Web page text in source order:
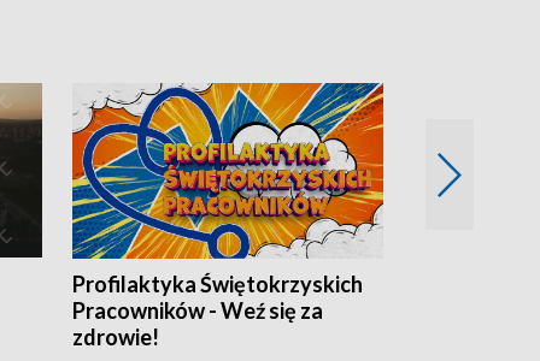
Profilaktyka Świętokrzyskich
Pracowników - Weź się za
zdrowie!